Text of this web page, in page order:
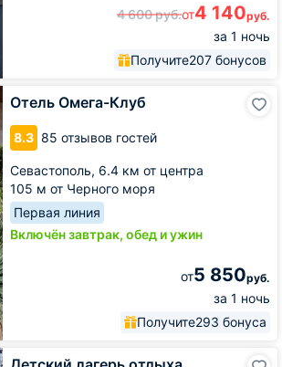
4 600руб.от4 140руб.
за 1 ночь
Получите207 бонусов
Отель Омега-Клуб
8.3 85 отзывов гостей
Севастополь, 6.4 км от центра
105 м от Черного моря
Первая линия
Включён завтрак, обед и ужин
от5 850руб.
за 1 ночь
Получите293 бонуса